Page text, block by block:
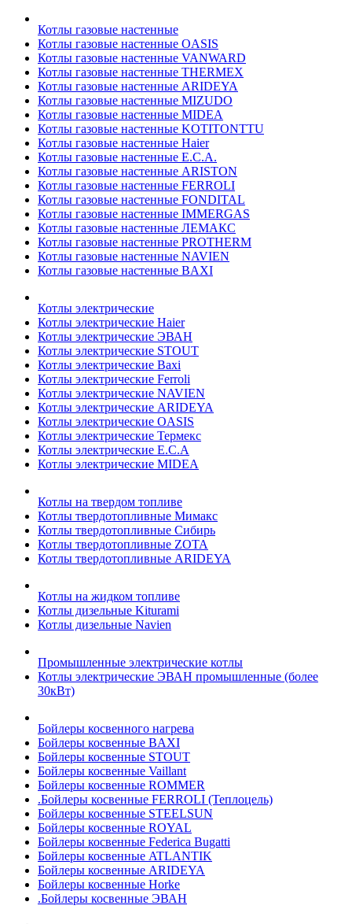
Котлы газовые настенные
Котлы газовые настенные OASIS
Котлы газовые настенные VANWARD
Котлы газовые настенные THERMEX
Котлы газовые настенные ARIDEYA
Котлы газовые настенные MIZUDO
Котлы газовые настенные MIDEA
Котлы газовые настенные KOTITONTTU
Котлы газовые настенные Haier
Котлы газовые настенные E.C.A.
Котлы газовые настенные ARISTON
Котлы газовые настенные FERROLI
Котлы газовые настенные FONDITAL
Котлы газовые настенные IMMERGAS
Котлы газовые настенные ЛЕМАКС
Котлы газовые настенные PROTHERM
Котлы газовые настенные NAVIEN
Котлы газовые настенные BAXI
Котлы электрические
Котлы электрические Haier
Котлы электрические ЭВАН
Котлы электрические STOUT
Котлы электрические Baxi
Котлы электрические Ferroli
Котлы электрические NAVIEN
Котлы электрические ARIDEYA
Котлы электрические OASIS
Котлы электрические Термекс
Котлы электрические E.C.A
Котлы электрические MIDEA
Котлы на твердом топливе
Котлы твердотопливные Мимакс
Котлы твердотопливные Сибирь
Котлы твердотопливные ZOTA
Котлы твердотопливные ARIDEYA
Котлы на жидком топливе
Котлы дизельные Kiturami
Котлы дизельные Navien
Промышленные электрические котлы
Котлы электрические ЭВАН промышленные (более
30кВт)
Бойлеры косвенного нагрева
Бойлеры косвенные BAXI
Бойлеры косвенные STOUT
Бойлеры косвенные Vaillant
Бойлеры косвенные ROMMER
.Бойлеры косвенные FERROLI (Теплоцель)
Бойлеры косвенные STEELSUN
Бойлеры косвенные ROYAL
Бойлеры косвенные Federica Bugatti
Бойлеры косвенные ATLANTIK
Бойлеры косвенные ARIDEYA
Бойлеры косвенные Horke
.Бойлеры косвенные ЭВАН